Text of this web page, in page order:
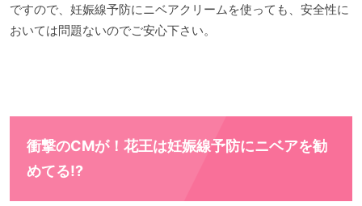
ですので、妊娠線予防にニベアクリームを使っても、安全性に
おいては問題ないのでご安心下さい。
衝撃のCMが！花王は妊娠線予防にニベアを勧
めてる!?